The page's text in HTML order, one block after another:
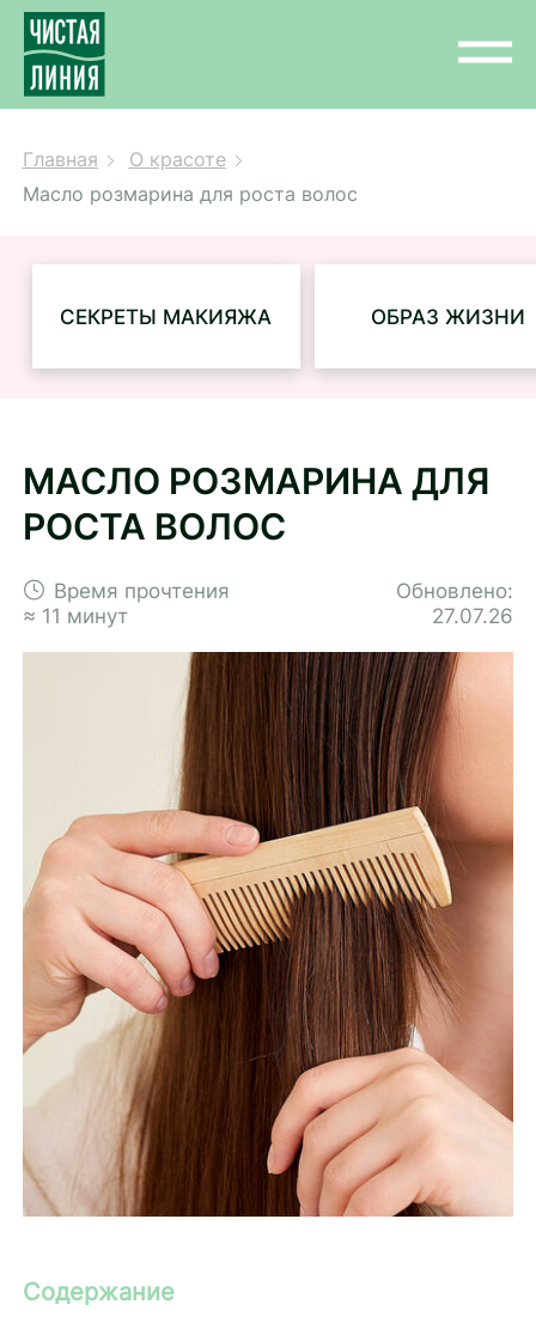
Главная
О красоте
Масло розмарина для роста волос
СЕКРЕТЫ МАКИЯЖА ОБРАЗ ЖИЗНИ
МАСЛО РОЗМАРИНА ДЛЯ
РОСТА ВОЛОС
Время прочтения
≈ 11 минут
Обновлено:
27.07.26
Содержание